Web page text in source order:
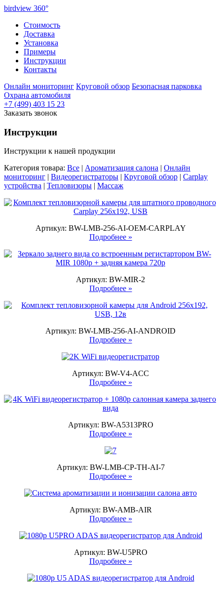
birdview 360°
Стоимость
Доставка
Установка
Примеры
Инструкции
Контакты
Онлайн мониторинг Круговой обзор Безопасная парковка
Охрана автомобиля
+7 (499) 403 15 23
Заказать звонок
Инструкции
Инструкции к нашей продукции
Категория товара: Все | Ароматизация салона | Онлайн
мониторинг | Видеорегистраторы | Круговой обзор | Carplay
устройства | Тепловизоры | Массаж
Артикул: BW-LMB-256-AI-OEM-CARPLAY
Подробнее »
Артикул: BW-MIR-2
Подробнее »
Артикул: BW-LMB-256-AI-ANDROID
Подробнее »
Артикул: BW-V4-ACC
Подробнее »
Артикул: BW-A5313PRO
Подробнее »
Артикул: BW-LMB-CP-TH-AI-7
Подробнее »
Артикул: BW-AMB-AIR
Подробнее »
Артикул: BW-U5PRO
Подробнее »